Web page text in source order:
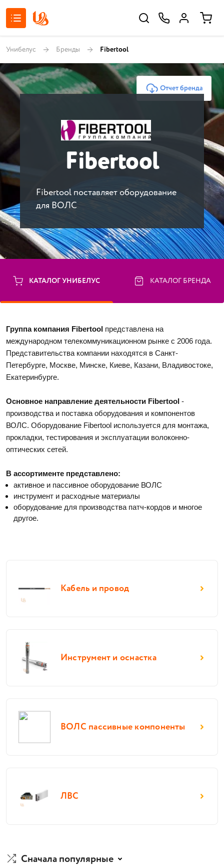
Унибелус Бренды Fibertool
Отчет бренда
Fibertool
Fibertool поставляет оборудование
для ВОЛС
КАТАЛОГ УНИБЕЛУС КАТАЛОГ БРЕНДА
Группа компания Fibertool представлена на
международном телекоммуникационном рынке с 2006 года.
Представительства компании находятся в Санкт-
Петербурге, Москве, Минске, Киеве, Казани, Владивостоке,
Екатеринбурге.
Основное направление деятельности Fibertool -
производства и поставка оборудования и компонентов
ВОЛС. Оборудование Fibertool используется для монтажа,
прокладки, тестирования и эксплуатации волоконно-
оптических сетей.
В ассортименте представлено:
активное и пассивное оборудование ВОЛС
инструмент и расходные материалы
оборудование для производства патч-кордов и многое
другое.
Кабель и провод
Инструмент и оснастка
ВОЛС пассивные компоненты
ЛВС
Сначала популярные